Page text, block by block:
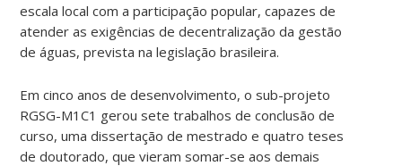
escala local com a participação popular, capazes de
atender as exigências de decentralização da gestão
de águas, prevista na legislação brasileira.
Em cinco anos de desenvolvimento, o sub-projeto
RGSG-M1C1 gerou sete trabalhos de conclusão de
curso, uma dissertação de mestrado e quatro teses
de doutorado, que vieram somar-se aos demais